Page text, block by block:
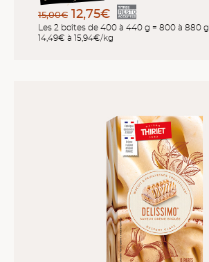
15,00€ 12,75€
Les 2 boîtes de 400 à 440 g = 800 à 880 g
14,49€ à 15,94€/kg